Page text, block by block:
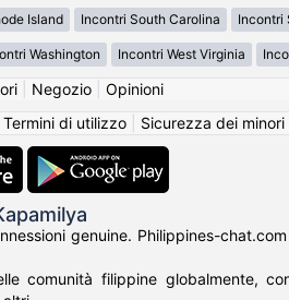
Island Incontri South Carolina Incontri
Washington Incontri West Virginia
| Negozio| Opinioni
Termini di utilizzo Sicurezza dei minori
genuine. Philippines-
comunità filippine globalmente,